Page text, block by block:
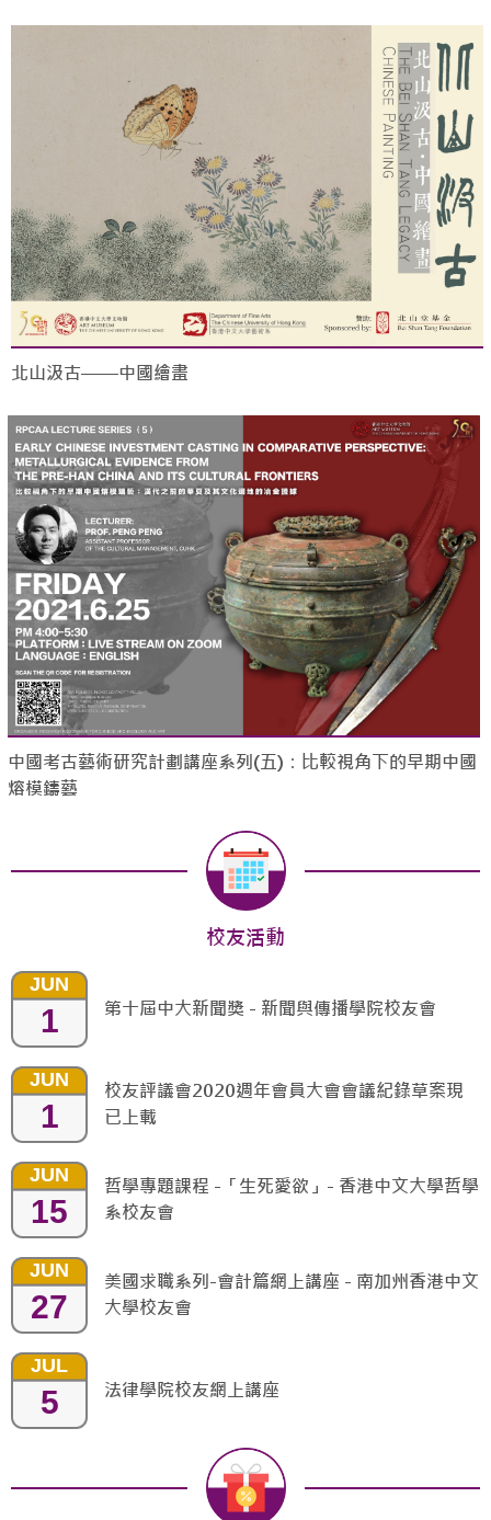
北山汲古——中國繪畫
中國考古藝術研究計劃講座系列(五)：比較視角下的早期中國
熔模鑄藝
校友活動
JUN
1 第十屆中大新聞獎 - 新聞與傳播學院校友會
JUN
1
校友評議會2020週年會員大會會議紀錄草案現
已上載
JUN
15
哲學專題課程 -「生死愛欲」- 香港中文大學哲學
系校友會
JUN
27
美國求職系列-會計篇網上講座 - 南加州香港中文
大學校友會
JUL
5 法律學院校友網上講座